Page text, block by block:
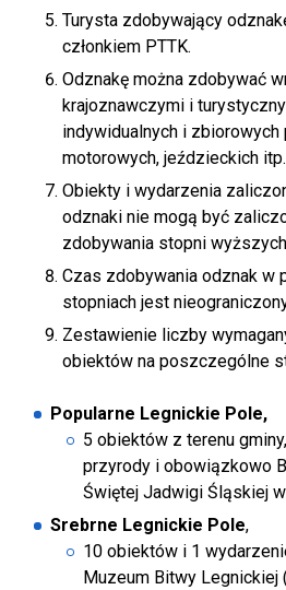
Turysta zdobywający
członkiem PTTK.
Odznakę można zdobywać
krajoznawczymi i
indywidualnych i
motorowych, jeździeckich itp.
Obiekty i wydarzenia
odznaki nie mogą być
zdobywania stopni
Czas zdobywania odznak w
stopniach jest
Zestawienie liczby
obiektów na poszczególne
Popularne Legnickie Pole,
5 obiektów z terenu
przyrody i obowiązkowo
Świętej Jadwigi Śląskiej
Srebrne Legnickie Pole,
10 obiektów i 1
Muzeum Bitwy Legnickiej